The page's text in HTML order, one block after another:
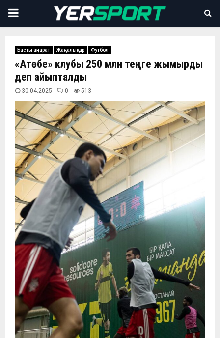
PRIMARY
Басты ақпарат Жаңалықтар Футбол
«Ақтөбе» клубы 250 млн теңге жымқырды
деп айыпталды
30.04.2025 0 513